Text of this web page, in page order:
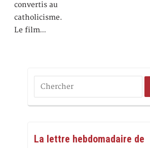
convertis au
catholicisme.
Le film…
La lettre hebdomadaire de